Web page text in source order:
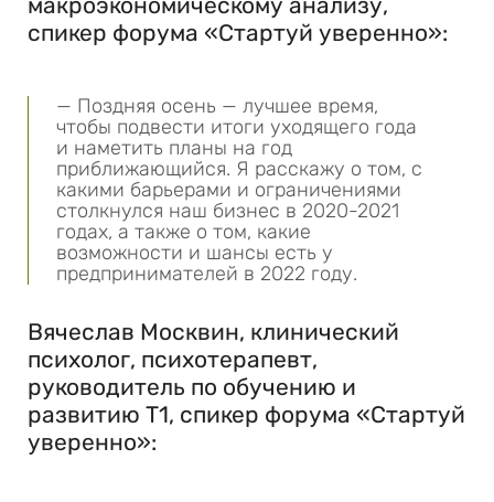
спикер форума «Стартуй уверенно»:
— Поздняя осень — лучшее время,
чтобы подвести итоги уходящего года
и наметить планы на год
приближающийся. Я расскажу о том, с
какими барьерами и ограничениями
столкнулся наш бизнес в 2020-2021
годах, а также о том, какие
возможности и шансы есть у
предпринимателей в 2022 году.
Вячеслав Москвин, клинический
психолог, психотерапевт,
руководитель по обучению и
развитию T1, спикер форума «Стартуй
уверенно»: